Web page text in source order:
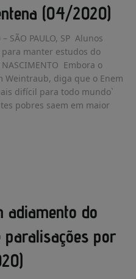
(04/2020)
SÃO PAULO, SP Alunos
manter estudos do
Embora o
Weintraub, diga que o Enem
difícil para todo mundo`
pobres saem em maior
adiamento do
paralisações por